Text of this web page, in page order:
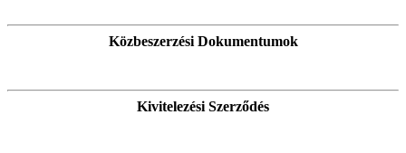
Közbeszerzési Dokumentumok
Kivitelezési Szerződés